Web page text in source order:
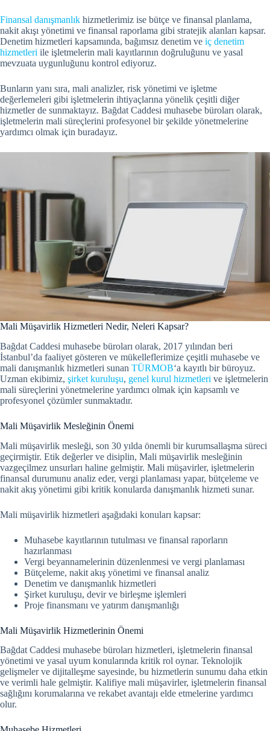
Finansal danışmanlık hizmetlerimiz ise bütçe ve finansal planlama,
nakit akışı yönetimi ve finansal raporlama gibi stratejik alanları kapsar.
Denetim hizmetleri kapsamında, bağımsız denetim ve iç denetim
hizmetleri ile işletmelerin mali kayıtlarının doğruluğunu ve yasal
mevzuata uygunluğunu kontrol ediyoruz.
Bunların yanı sıra, mali analizler, risk yönetimi ve işletme
değerlemeleri gibi işletmelerin ihtiyaçlarına yönelik çeşitli diğer
hizmetler de sunmaktayız. Bağdat Caddesi muhasebe büroları olarak,
işletmelerin mali süreçlerini profesyonel bir şekilde yönetmelerine
yardımcı olmak için buradayız.
Mali Müşavirlik Hizmetleri Nedir, Neleri Kapsar?
Bağdat Caddesi muhasebe büroları olarak, 2017 yılından beri
İstanbul’da faaliyet gösteren ve mükelleflerimize çeşitli muhasebe ve
mali danışmanlık hizmetleri sunan TÜRMOB‘a kayıtlı bir büroyuz.
Uzman ekibimiz, şirket kuruluşu, genel kurul hizmetleri ve işletmelerin
mali süreçlerini yönetmelerine yardımcı olmak için kapsamlı ve
profesyonel çözümler sunmaktadır.
Mali Müşavirlik Mesleğinin Önemi
Mali müşavirlik mesleği, son 30 yılda önemli bir kurumsallaşma süreci
geçirmiştir. Etik değerler ve disiplin, Mali müşavirlik mesleğinin
vazgeçilmez unsurları haline gelmiştir. Mali müşavirler, işletmelerin
finansal durumunu analiz eder, vergi planlaması yapar, bütçeleme ve
nakit akış yönetimi gibi kritik konularda danışmanlık hizmeti sunar.
Mali müşavirlik hizmetleri aşağıdaki konuları kapsar:
Muhasebe kayıtlarının tutulması ve finansal raporların
hazırlanması
Vergi beyannamelerinin düzenlenmesi ve vergi planlaması
Bütçeleme, nakit akış yönetimi ve finansal analiz
Denetim ve danışmanlık hizmetleri
Şirket kuruluşu, devir ve birleşme işlemleri
Proje finansmanı ve yatırım danışmanlığı
Mali Müşavirlik Hizmetlerinin Önemi
Bağdat Caddesi muhasebe büroları hizmetleri, işletmelerin finansal
yönetimi ve yasal uyum konularında kritik rol oynar. Teknolojik
gelişmeler ve dijitalleşme sayesinde, bu hizmetlerin sunumu daha etkin
ve verimli hale gelmiştir. Kalifiye mali müşavirler, işletmelerin finansal
sağlığını korumalarına ve rekabet avantajı elde etmelerine yardımcı
olur.